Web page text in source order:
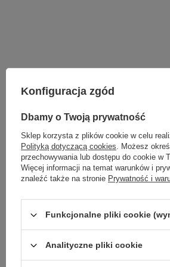
KINKIETY NAD
ŻYRANDOLE
LAMPKI NOCNE
ŻYRANDOLE
LAMPY WISZĄCE
LAMPY WISZĄCE -
Konfiguracja zgód
Dbamy o Twoją prywatność
Sklep korzysta z plików cookie w celu
Polityką dotyczącą cookies. Możesz
przechowywania lub dostępu do cookie w
Więcej informacji na temat warunków i
znaleźć także na stronie Prywatność i
Funkcjonalne pliki cookie
Analityczne pliki cookie